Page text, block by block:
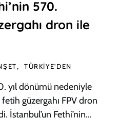
570.
dron ile
TÜRKIYE'DEN
yıl dönümü nedeniyle
güzergahı FPV dron
İstanbul’un Fethi’nin…